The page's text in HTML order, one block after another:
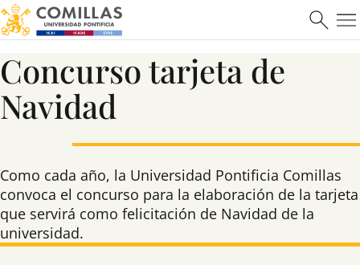
Concurso tarjeta de
Navidad
Como cada año, la Universidad Pontificia Comillas
convoca el concurso para la elaboración de la tarjeta
que servirá como felicitación de Navidad de la
universidad.